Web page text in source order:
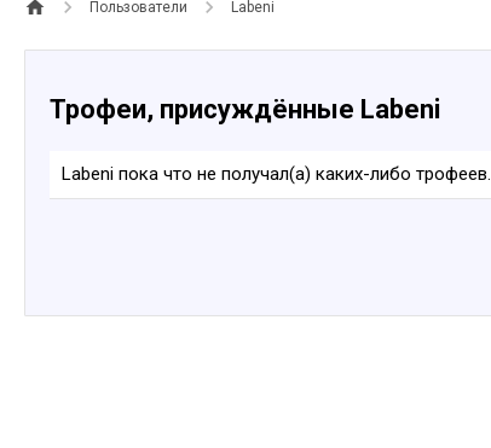
Пользователи Labeni
Трофеи, присуждённые Labeni
Labeni пока что не получал(а) каких-либо трофеев.